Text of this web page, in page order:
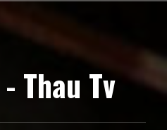
Thau Tv